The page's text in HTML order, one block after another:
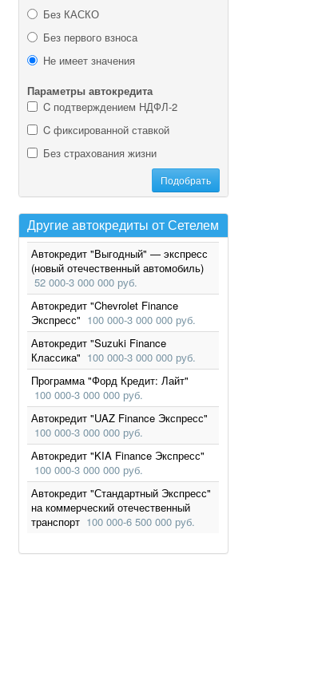
Без КАСКО
Без первого взноса
Не имеет значения
Параметры автокредита
C подтверждением НДФЛ-2
C фиксированной ставкой
Без страхования жизни
Другие автокредиты от Сетелем
Автокредит "Выгодный" — экспресс
(новый отечественный автомобиль)
52 000‑3 000 000 руб.
Автокредит "Chevrolet Finance
Экспресс" 100 000‑3 000 000 руб.
Автокредит "Suzuki Finance
Классика" 100 000‑3 000 000 руб.
Программа "Форд Кредит: Лайт"
100 000‑3 000 000 руб.
Автокредит "UAZ Finance Экспресс"
100 000‑3 000 000 руб.
Автокредит "KIA Finance Экспресс"
100 000‑3 000 000 руб.
Автокредит "Стандартный Экспресс"
на коммерческий отечественный
транспорт 100 000‑6 500 000 руб.